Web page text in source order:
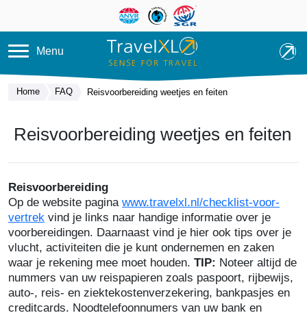
Overslaan en naar de inhoud
Menu
Home FAQ Reisvoorbereiding weetjes en feiten
Reisvoorbereiding weetjes en feiten
Reisvoorbereiding
Op de website pagina www.travelxl.nl/checklist-voor-
vertrek vind je links naar handige informatie over je
voorbereidingen. Daarnaast vind je hier ook tips over je
vlucht, activiteiten die je kunt ondernemen en zaken
waar je rekening mee moet houden. TIP: Noteer altijd de
nummers van uw reispapieren zoals paspoort, rijbewijs,
auto-, reis- en ziektekostenverzekering, bankpasjes en
creditcards. Noodtelefoonnumers van uw bank en